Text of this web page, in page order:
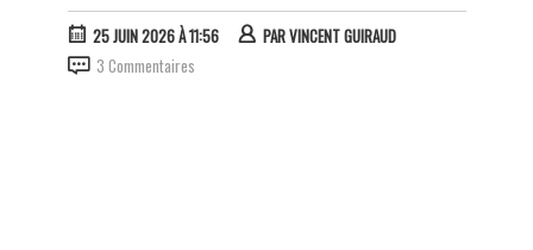
25 JUIN 2026 À 11:56 PARVINCENT GUIRAUD
3 Commentaires